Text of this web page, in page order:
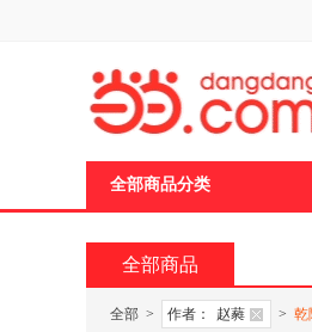
全部商品分类
全部商品
全部 > 作者： 赵蕤 > 乾
页